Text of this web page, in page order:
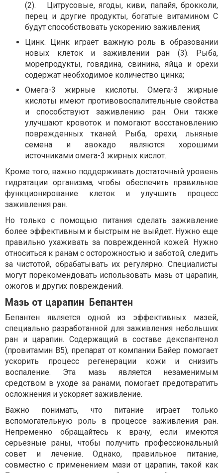
(2). Цитрусовые, ягоды, киви, папайя, брокколи,
перец и другие продукты, богатые витамином C
будут способствовать ускорению заживления;
Цинк. Цинк играет важную роль в образовании
новых клеток и заживлении ран (3). Рыба,
морепродукты, говядина, свинина, яйца и орехи
содержат необходимое количество цинка;
Омега-3 жирные кислоты. Омега-3 жирные
кислоты имеют противовоспалительные свойства
и способствуют заживлению ран. Они также
улучшают кровоток и помогают восстановлению
поврежденных тканей. Рыба, орехи, льняные
семена и авокадо являются хорошими
источниками омега-3 жирных кислот.
Кроме того, важно поддерживать достаточный уровень
гидратации организма, чтобы обеспечить правильное
функционирование клеток и улучшить процесс
заживления ран.
Но только с помощью питания сделать заживление
более эффективным и быстрым не выйдет. Нужно еще
правильно ухаживать за поврежденной кожей. Нужно
относиться к ранам с осторожностью и заботой, следить
за чистотой, обрабатывать их регулярно. Специалисты
могут порекомендовать использовать мазь от царапин,
ожогов и других повреждений.
Мазь от царапин Бепантен
Бепантен является одной из эффективных мазей,
специально разработанной для заживления небольших
ран и царапин. Содержащий в составе декспантенол
(провитамин В5), препарат от компании Байер помогает
ускорить процесс регенерации кожи и снизить
воспаление. Эта мазь является незаменимым
средством в уходе за ранами, помогает предотвратить
осложнения и ускоряет заживление.
Важно понимать, что питание играет только
вспомогательную роль в процессе заживления ран.
Непременно обращайтесь к врачу, если имеются
серьезные раны, чтобы получить профессиональный
совет и лечение. Однако, правильное питание,
совместно с применением мази от царапин, такой как